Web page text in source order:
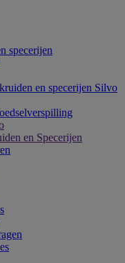
specerijen
en specerijen Silvo
en Specerijen